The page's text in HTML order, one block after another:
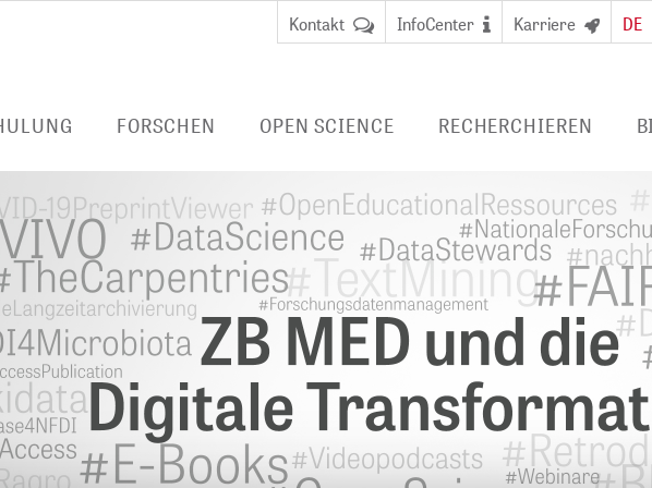
Kontakt InfoCenter Karriere DE
FORSCHEN
BEI ZB MED
Data Science and Services
BibLabs
Wissensmanagement
PROJEKTE
PROJEKTE
OPEN SCIENCE
BERATEN
FORSCHUNGSDATENMANAGEMENT
Nationale
Forschungsdateninfrastruktur
(NFDI)
TERMINOLOGIEN
DIGITALE LANGZEITARCHIVIERUNG
RECHERCHIEREN
E-BOOKS/ E-JOURNALS/
FERNZUGRIFF
Virtueller
Benutzungsausweis/
Fernzugriff
CINAHL
HEALTH STUDY HUB
FÜR
Angebot und